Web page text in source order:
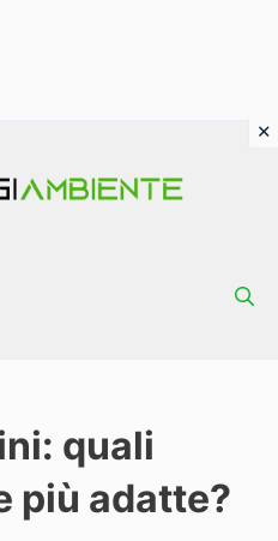
quali
più adatte?